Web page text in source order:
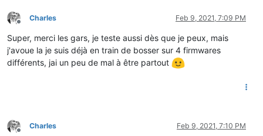
Offline
Charles Feb 9, 2021, 7:09 PM
Super, merci les gars, je teste aussi dès que je peux, mais
j'avoue la je suis déjà en train de bosser sur 4 firmwares
différents, jai un peu de mal à être partout
Charles Feb 9, 2021, 7:10 PM